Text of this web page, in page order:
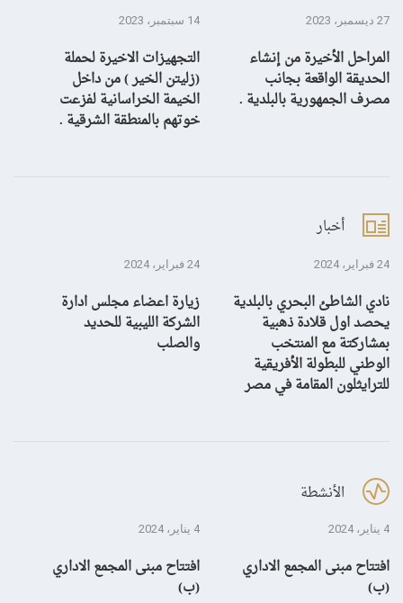
27 ديسمبر، 2023
المراحل الأخيرة من إنشاء
الحديقة الواقعة بجانب
مصرف الجمهورية بالبلدية .
14 سبتمبر، 2023
التجهيزات الاخيرة لحملة
(زليتن الخير ) من داخل
الخيمة الخراسانية لفزعت
خوتهم بالمنطقة الشرقية .
أخبار
24 فبراير، 2024
نادي الشاطئ البحري بالبلدية
يحصد اول قلادة ذهبية
بمشاركتة مع المنتخب
الوطني للبطولة الأفريقية
للترايثلون المقامة في مصر
24 فبراير، 2024
زيارة اعضاء مجلس ادارة
الشركة الليبية للحديد
والصلب
الأنشطة
4 يناير، 2024
افتتاح مبنى المجمع الاداري
(ب)
4 يناير، 2024
افتتاح مبنى المجمع الاداري
(ب)